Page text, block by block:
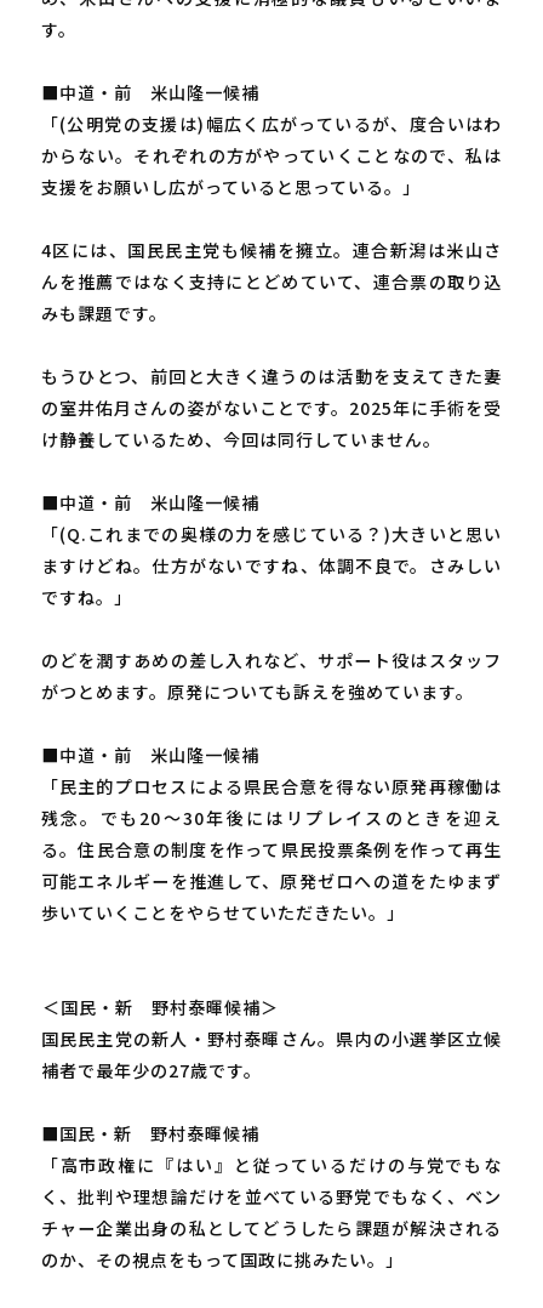
す。
■中道・前 米山隆一候補
「(公明党の支援は)幅広く広がっているが、度合いはわ
からない。それぞれの方がやっていくことなので、私は
支援をお願いし広がっていると思っている。」
4区には、国民民主党も候補を擁立。連合新潟は米山さ
んを推薦ではなく支持にとどめていて、連合票の取り込
みも課題です。
もうひとつ、前回と大きく違うのは活動を支えてきた妻
の室井佑月さんの姿がないことです。2025年に手術を受
け静養しているため、今回は同行していません。
■中道・前 米山隆一候補
「(Q.これまでの奥様の力を感じている？)大きいと思い
ますけどね。仕方がないですね、体調不良で。さみしい
ですね。」
のどを潤すあめの差し入れなど、サポート役はスタッフ
がつとめます。原発についても訴えを強めています。
■中道・前 米山隆一候補
「民主的プロセスによる県民合意を得ない原発再稼働は
残念。でも20～30年後にはリプレイスのときを迎え
る。住民合意の制度を作って県民投票条例を作って再生
可能エネルギーを推進して、原発ゼロへの道をたゆまず
歩いていくことをやらせていただきたい。」
―――＜国民・新 野村泰暉候補＞
国民民主党の新人・野村泰暉さん。県内の小選挙区立候
補者で最年少の27歳です。
■国民・新 野村泰暉候補
「高市政権に『はい』と従っているだけの与党でもな
く、批判や理想論だけを並べている野党でもなく、ベン
チャー企業出身の私としてどうしたら課題が解決される
のか、その視点をもって国政に挑みたい。」